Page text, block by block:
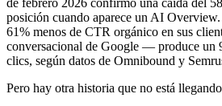
de febrero 2026 confirmó una caída del
posición cuando aparece un AI
61% menos de CTR orgánico en sus
conversacional de Google — produce un
clics, según datos de Omnibound y
Pero hay otra historia que no está